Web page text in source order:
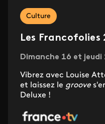
Culture
Les Francofolies
Dimanche 16 et jeudi
Vibrez avec Louise
et laissez le groove
Deluxe !